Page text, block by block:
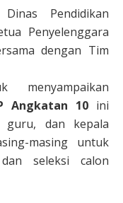
Pendidikan
Penyelenggara
dengan Tim
menyampaikan
Angkatan 10 ini
guru, dan kepala
masing untuk
seleksi calon